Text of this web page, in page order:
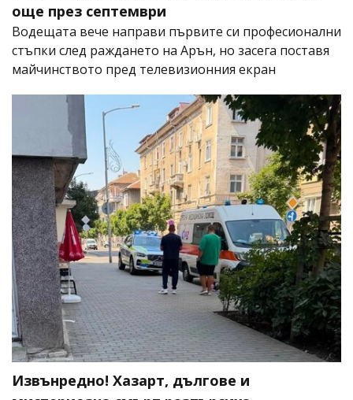
още през септември
Водещата вече направи първите си професионални
стъпки след раждането на Арън, но засега поставя
майчинството пред телевизионния екран
Извънредно! Хазарт, дългове и